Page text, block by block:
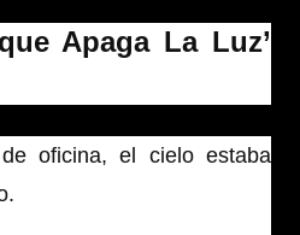
Apaga La Luz’
oficina, el cielo estaba